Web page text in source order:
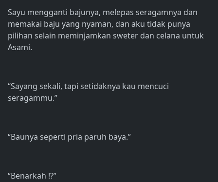
Sayu mengganti bajunya, melepas seragamnya dan
memakai baju yang nyaman, dan aku tidak punya
pilihan selain meminjamkan sweter dan celana untuk
Asami.
“Sayang sekali, tapi setidaknya kau mencuci
seragammu.”
“Baunya seperti pria paruh baya.”
“Benarkah !?”